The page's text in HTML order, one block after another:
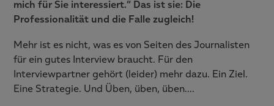
mich für Sie interessiert.“ Das ist sie: Die
Professionalität und die Falle zugleich!
Mehr ist es nicht, was es von Seiten des Journalisten
für ein gutes Interview braucht. Für den
Interviewpartner gehört (leider) mehr dazu. Ein Ziel.
Eine Strategie. Und Üben, üben, üben….